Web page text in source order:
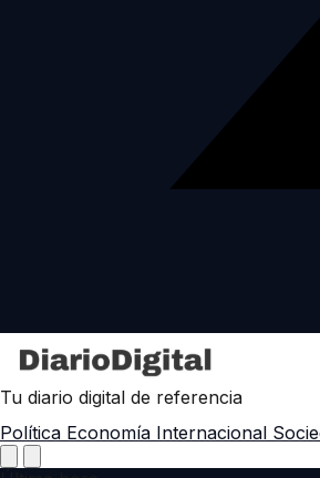
Tu diario digital de referencia
Política Economía Internacional